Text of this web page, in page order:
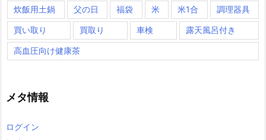
炊飯用土鍋 父の日 福袋 米 米1合 調理器具
買い取り 買取り 車検 露天風呂付き
高血圧向け健康茶
メタ情報
ログイン